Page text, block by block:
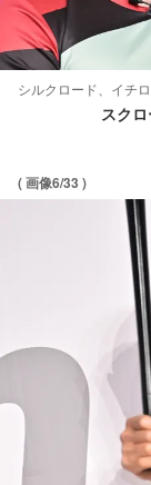
シルクロード、イチ
スク
( 画像6/33 )